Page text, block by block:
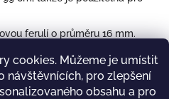
cookies. Můžeme je umístit
návštěvnících, pro zlepšení
obsahu a pro
ferulí o průměru 16 mm.